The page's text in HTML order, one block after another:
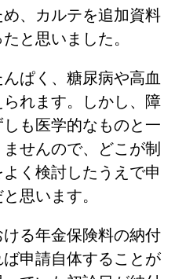
、カルテを追加資料
と思いました。
ぱく、糖尿病や高血
れます。しかし、障
も医学的なものと一
せんので、どこが制
く検討したうえで申
思います。
る年金保険料の納付
申請自体することが